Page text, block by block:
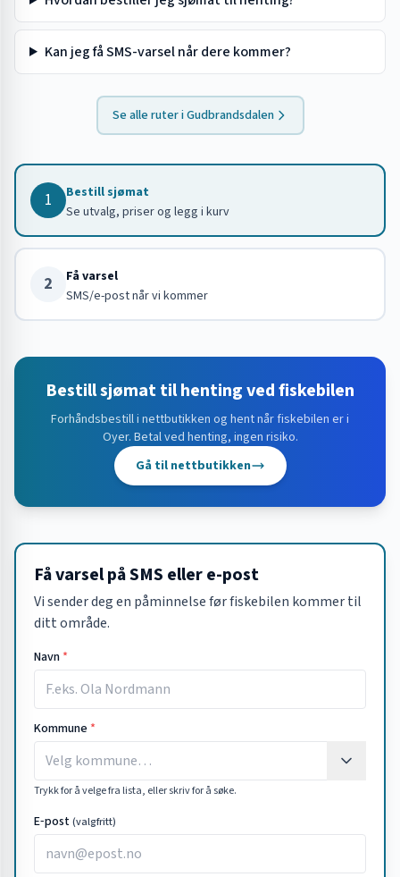
Kan jeg få SMS-varsel når dere kommer?
Se alle ruter iGudbrandsdalen
1
Bestill sjømat
Se utvalg, priser og legg i kurv
2
Få varsel
SMS/e-post når vi kommer
Bestill sjømat til henting ved fiskebilen
Forhåndsbestill i nettbutikken og hent når fiskebilen er i
Oyer. Betal ved henting, ingen risiko.
Gå til nettbutikken
Få varsel på SMS eller e-post
Vi sender deg en påminnelse før fiskebilen kommer til
ditt område.
Navn *
Kommune *
Trykk for å velge fra lista, eller skriv for å søke.
E‑post (valgfritt)